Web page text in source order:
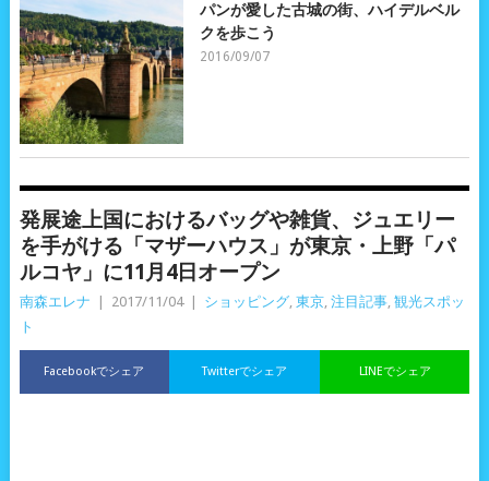
パンが愛した古城の街、ハイデルベル
クを歩こう
2016/09/07
発展途上国におけるバッグや雑貨、ジュエリー
を手がける「マザーハウス」が東京・上野「パ
ルコヤ」に11月4日オープン
南森エレナ 2017/11/04 ショッピング, 東京, 注目記事, 観光スポッ
ト
Facebookでシェア LINEでシェア
Twitterでシェア